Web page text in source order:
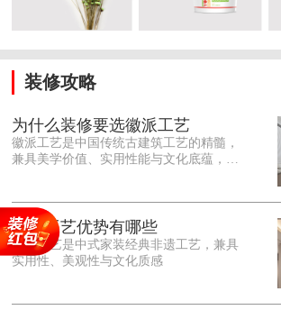
装修攻略
为什么装修要选徽派工艺
徽派工艺是中国传统古建筑工艺的精髓，
兼具美学价值、实用性能与文化底蕴，优
雕细琢的砖、木、石雕为特色，线条古朴
大气，意境悠远，自带东方中式雅致韵
味，耐看且不易过时。<o:p></o:p> 在工
艺品质上，徽派工艺遵循古法匠心工序，
保耐用，抗风化、耐腐蚀，使用
徽派工艺优势有哪些
徽派工艺是中式家装经典非遗工艺，兼具
实用性、美观性与文化质感